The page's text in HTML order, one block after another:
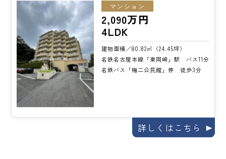
マンション
2,090万円
4LDK
建物面積／80.82㎡（24.45坪）
名鉄名古屋本線「東岡崎」駅 バス11分
名鉄バス「梅二公民館」停 徒歩3分
詳しくはこちら